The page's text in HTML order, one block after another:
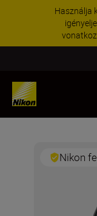
Használja
Nikon